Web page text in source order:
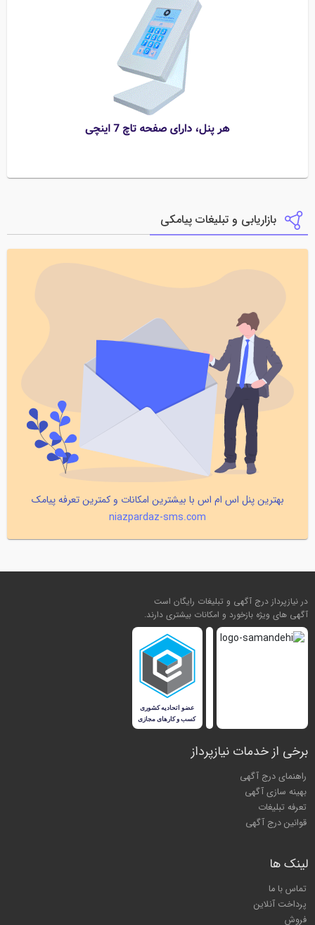
بازاریابی و تبلیغات پیامکی
بهترین پنل اس ام اس با بیشترین امکانات و کمترین تعرفه پیامک
niazpardaz-sms.com
در نیازپرداز درج آگهی و تبلیغات رایگان است
آگهی های ویژه بازخورد و امکانات بیشتری دارند.
برخی از خدمات نیازپرداز
راهنمای درج آگهی
بهینه سازی آگهی
تعرفه تبلیغات
قوانین درج آگهی
لینک ها
تماس با ما
پرداخت آنلاین
فروش